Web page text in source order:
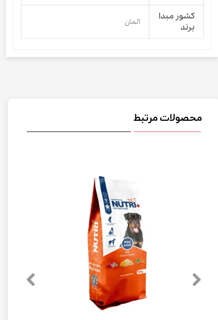
کشور مبدا
برند
آلمان
محصولات مرتبط